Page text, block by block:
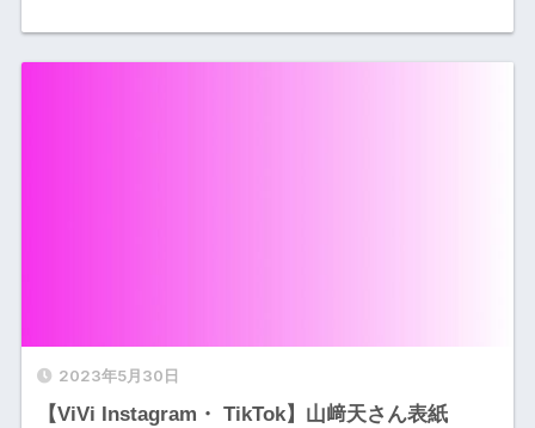
2023年5月30日
【ViVi Instagram・ TikTok】山﨑天さん表紙